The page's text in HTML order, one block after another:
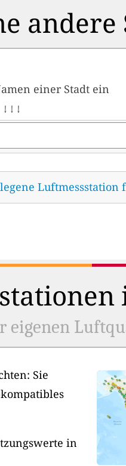
andere
einer Stadt ein
↓ ↓ ↓
Luftmessstation
Sie
in